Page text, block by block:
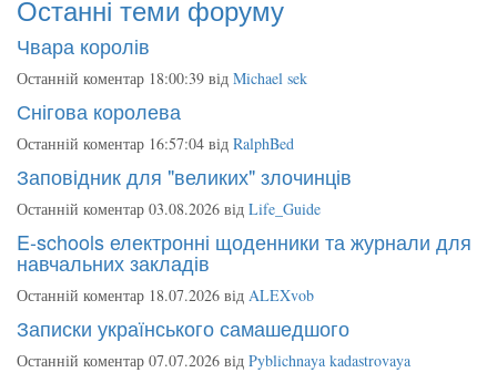
Останні теми форуму
Чвара королів
Останній коментар 18:00:39 від Michael sek
Снігова королева
Останній коментар 16:57:04 від RalphBed
Заповідник для "великих" злочинців
Останній коментар 03.08.2026 від Life_Guide
E-schools електронні щоденники та журнали для
навчальних закладів
Останній коментар 18.07.2026 від ALEXvob
Записки українського самашедшого
Останній коментар 07.07.2026 від Pyblichnaya kadastrovaya